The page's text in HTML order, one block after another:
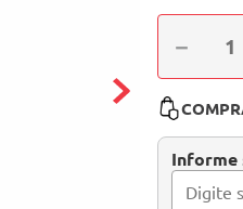
－
Informe